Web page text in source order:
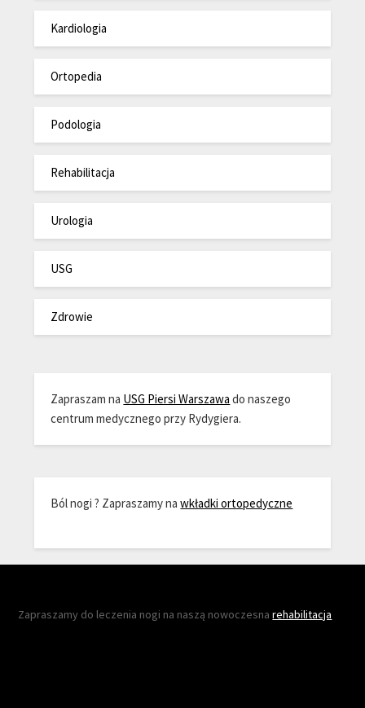
Kardiologia
Ortopedia
Podologia
Rehabilitacja
Urologia
USG
Zdrowie
Zapraszam na USG Piersi Warszawa do naszego
centrum medycznego przy Rydygiera.
Ból nogi ? Zapraszamy nawkładki ortopedyczne
Zapraszamy do leczenia nogi na naszą nowoczesnarehabilitacja